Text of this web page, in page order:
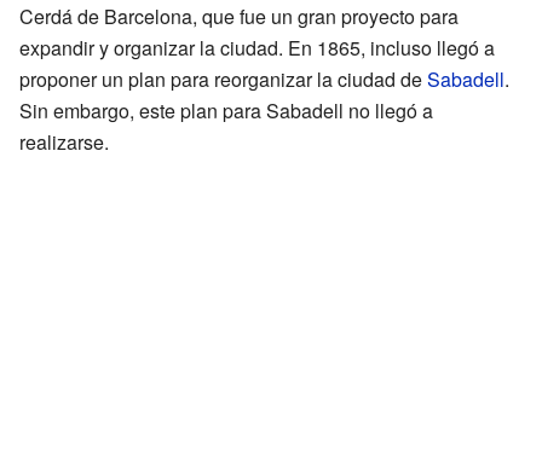
Cerdá de Barcelona, que fue un gran proyecto para
expandir y organizar la ciudad. En 1865, incluso llegó a
proponer un plan para reorganizar la ciudad deSabadell.
Sin embargo, este plan para Sabadell no llegó a
realizarse.